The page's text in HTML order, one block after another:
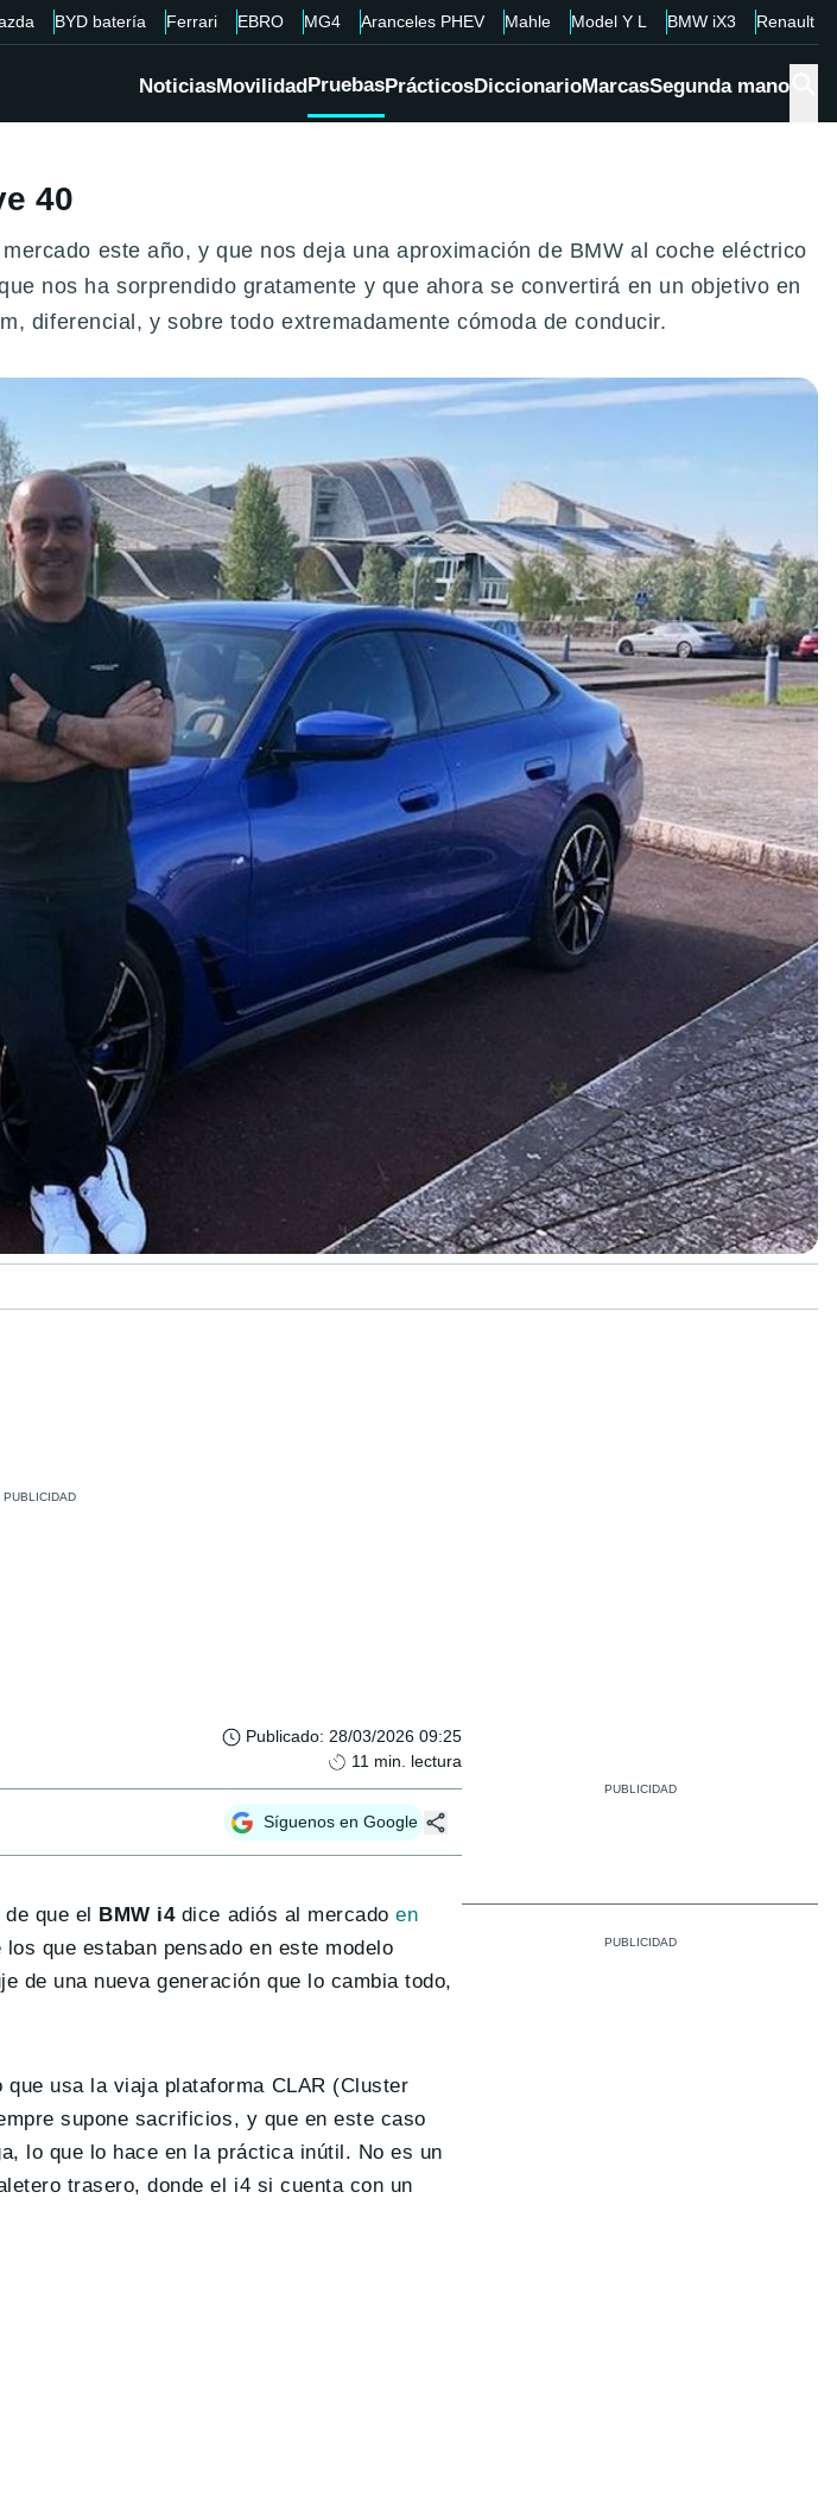
BYD batería Ferrari EBRO MG4 Aranceles PHEV Mahle Model Y L BMW iX3 Renault
NoticiasMovilidadPruebasPrácticosDiccionarioMarcasSegunda mano
40
este año, y que nos deja una aproximación de BMW al coche eléctrico
nos ha sorprendido gratamente y que ahora se convertirá en un objetivo en
diferencial, y sobre todo extremadamente cómoda de conducir.
Publicado: 28/03/2026 09:25
11 min. lectura
Síguenos en Google
que el BMW i4dice adiós al mercadoen
que estaban pensado en este modelo
de una nueva generación que lo cambia todo,
usa la viaja plataforma CLAR (Cluster
supone sacrificios, y que en este caso
lo que lo hace en la práctica inútil. No es un
trasero, donde el i4 si cuenta con un